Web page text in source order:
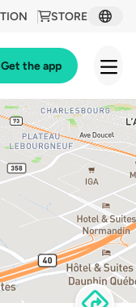
STORE
Get the app